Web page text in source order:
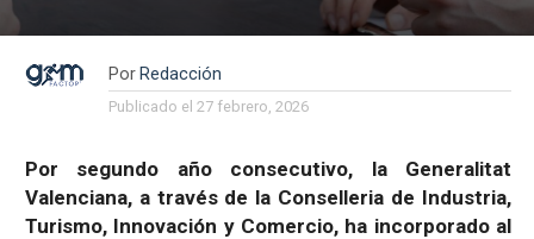
Por Redacción
Publicado el 27 febrero, 2026
Por segundo año consecutivo, la Generalitat
Valenciana, a través de la Conselleria de Industria,
Turismo, Innovación y Comercio, ha incorporado al